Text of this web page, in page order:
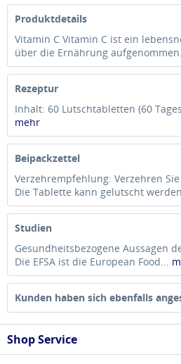
Produktdetails
Vitamin C Vitamin C ist ein
über die Ernährung
Rezeptur
Inhalt: 60 Lutschtabletten (60
mehr
Beipackzettel
Verzehrempfehlung: Verzehren
Die Tablette kann gelutscht
Studien
Gesundheitsbezogene Aussagen
Die EFSA ist die European Food...
Kunden haben sich ebenfalls
Shop Service